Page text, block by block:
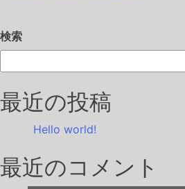
ビ
ゲ
ー
シ
ン
検索
最近の投稿
Hello world!
最近のコメント